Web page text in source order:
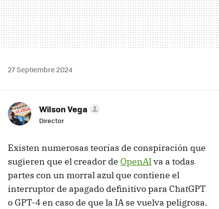
27 Septiembre 2024
Wilson Vega
Director
Existen numerosas teorías de conspiración que
sugieren que el creador de OpenAIva a todas
partes con un morral azul que contiene el
interruptor de apagado definitivo para ChatGPT
o GPT-4 en caso de que la IA se vuelva peligrosa.